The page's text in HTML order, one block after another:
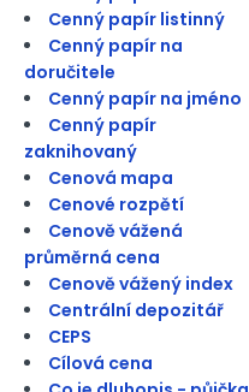
Cenný papír listinný
Cenný papír na
doručitele
Cenný papír na jméno
Cenný papír
zaknihovaný
Cenová mapa
Cenové rozpětí
Cenově vážená
průměrná cena
Cenově vážený index
Centrální depozitář
CEPS
Cílová cena